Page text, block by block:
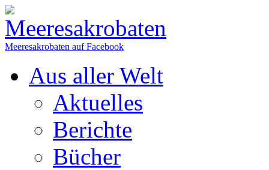
Meeresakrobaten auf Facebook
Aus aller Welt
Aktuelles
Berichte
Bücher